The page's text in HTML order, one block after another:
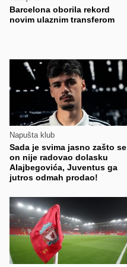
Barcelona oborila rekord
novim ulaznim transferom
Napušta klub
Sada je svima jasno zašto se
on nije radovao dolasku
Alajbegovića, Juventus ga
jutros odmah prodao!